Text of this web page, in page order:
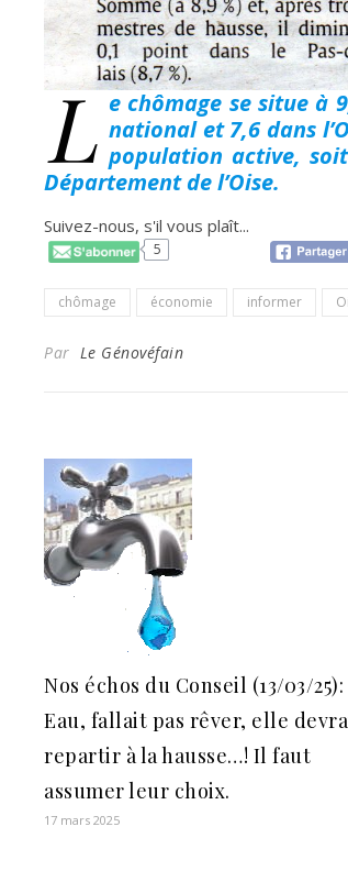
L e chômage se situe à
national et 7,6 dans
population active,
Département de l’Oise.
Suivez-nous, s'il vous plaît...
5
chômage économie informer
Par Le Génovéfain
Nos échos du Conseil (13/03/25):
Eau, fallait pas rêver, elle
repartir à la hausse…! Il faut
assumer leur choix.
17 mars 2025